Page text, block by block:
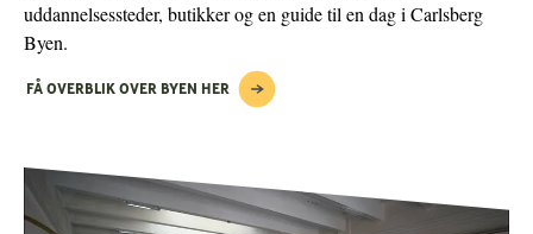
uddannelsessteder, butikker og en guide til en dag i Carlsberg
Byen.
FÅ OVERBLIK OVER BYEN HER